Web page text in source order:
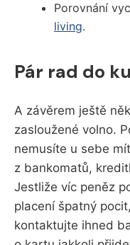
Porovnání
living.
Pár rad do
A závěrem ještě
zasloužené volno.
nemusíte u sebe
z bankomatů,
Jestliže víc peněz
placení špatný
kontaktujte ihned